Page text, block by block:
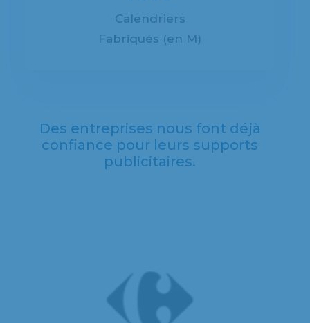
Calendriers
Fabriqués (en M)
Des entreprises nous font déjà
confiance pour leurs supports
publicitaires.